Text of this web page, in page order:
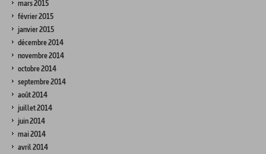
mars 2015
février 2015
janvier 2015
décembre 2014
novembre 2014
octobre 2014
septembre 2014
août 2014
juillet 2014
juin 2014
mai 2014
avril 2014